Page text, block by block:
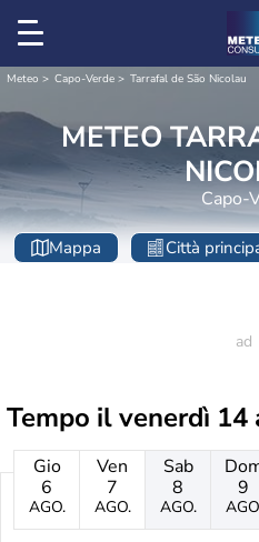
Meteo Capo-Verde Tarrafal de São Nicolau
METEO
Capo-
Mappa Città
Tempo ilvenerdì 14
Gio
6
AGO.
Ven
7
AGO.
Sab
8
AGO.
9